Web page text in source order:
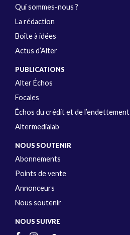
Qui sommes-nous ?
La rédaction
Boîte à idées
Actus d’Alter
PUBLICATIONS
Alter Échos
Focales
Échos du crédit et de l’endettement
Altermedialab
NOUS SOUTENIR
Abonnements
Points de vente
Annonceurs
Nous soutenir
NOUS SUIVRE